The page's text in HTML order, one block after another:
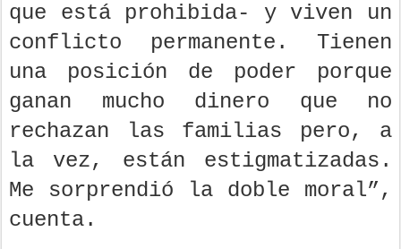
que está prohibida- y viven un
conflicto permanente. Tienen
una posición de poder porque
ganan mucho dinero que no
rechazan las familias pero, a
la vez, están estigmatizadas.
Me sorprendió la doble moral”,
cuenta.